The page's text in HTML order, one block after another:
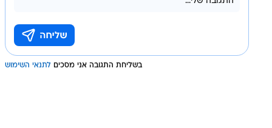
בשליחת התגובה אני מסכים לתנאי השימוש